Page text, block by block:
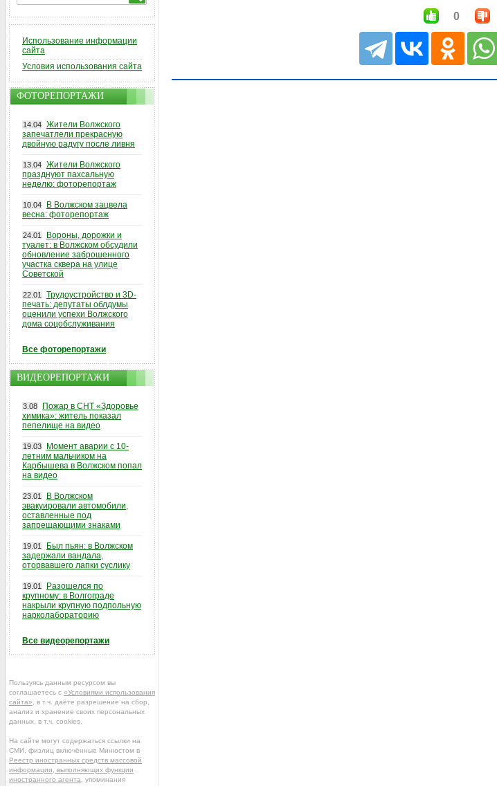
0
Использование информации
сайта
Условия использования сайта
ФОТОРЕПОРТАЖИ
14.04 Жители Волжского
запечатлели прекрасную
двойную радугу после ливня
13.04 Жители Волжского
празднуют пахсальную
неделю: фоторепортаж
10.04
В Волжском зацвела
весна: фоторепортаж
24.01
Вороны, дорожки и
туалет: в Волжском обсудили
обновление заброшенного
участка сквера на улице
Советской
22.01
Трудоустройство и 3D-
печать: депутаты облдумы
оценили успехи Волжского
дома соцобслуживания
Все фоторепортажи
ВИДЕОРЕПОРТАЖИ
3.08
Пожар в СНТ «Здоровье
химика»: житель показал
пепелище на видео
19.03
Момент аварии с 10-
летним мальчиком на
Карбышева в Волжском попал
на видео
23.01
В Волжском
эвакуировали автомобили,
оставленные под
запрещающими знаками
19.01
Был пьян: в Волжском
задержали вандала,
оторвавшего лапки суслику
19.01
Разошелся по
крупному: в Волгограде
накрыли крупную подпольную
нарколабораторию
Все видеорепортажи
Пользуясь данным ресурсом вы
соглашаетесь с «Условиями использования
сайта» , в т.ч. даёте разрешение на сбор,
анализ и хранение своих персональных
данных, в т.ч. cookies.
На сайте могут содержаться ссылки на
СМИ, физлиц включённые Минюстом в
Реестр иностранных средств массовой
информации, выполняющих функции
иностранного агента , упоминания